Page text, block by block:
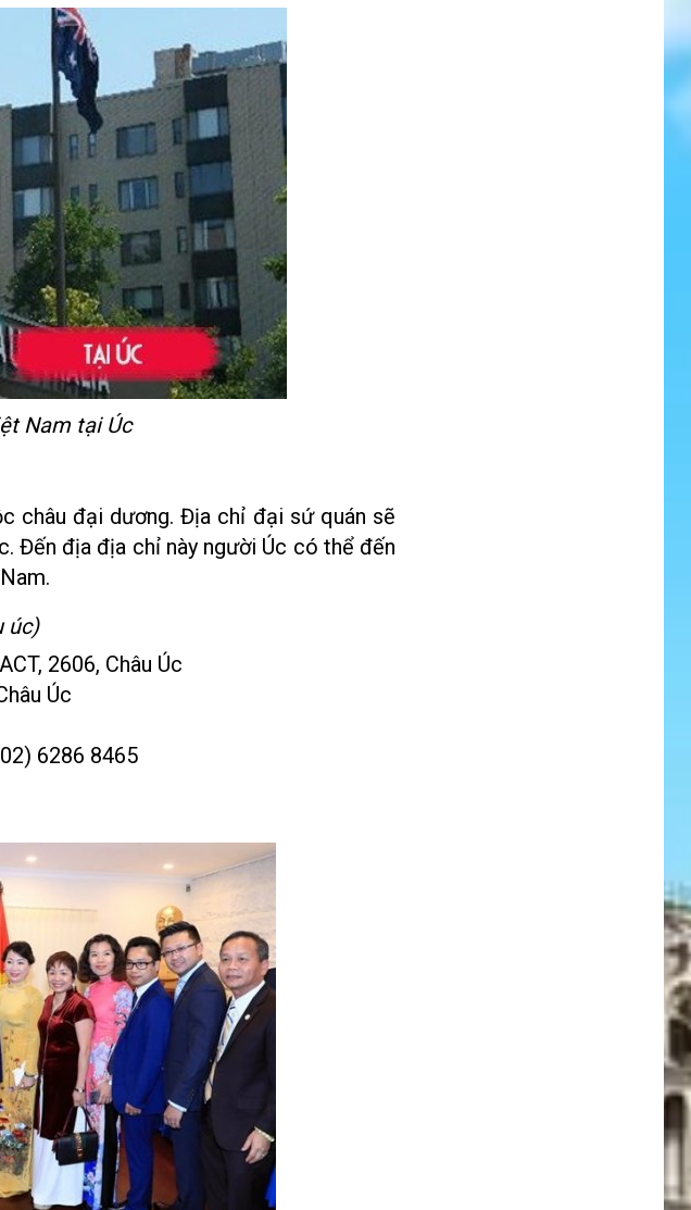
Nam tại Úc
châu đại dương. Địa chỉ đại sứ quán sẽ
Đến địa địa chỉ này người Úc có thể đến
úc)
2606, Châu Úc
Úc
6286 8465